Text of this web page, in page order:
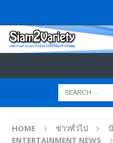
HOME ข่าวทั่วไป
ENTERTAINMENT NEWS